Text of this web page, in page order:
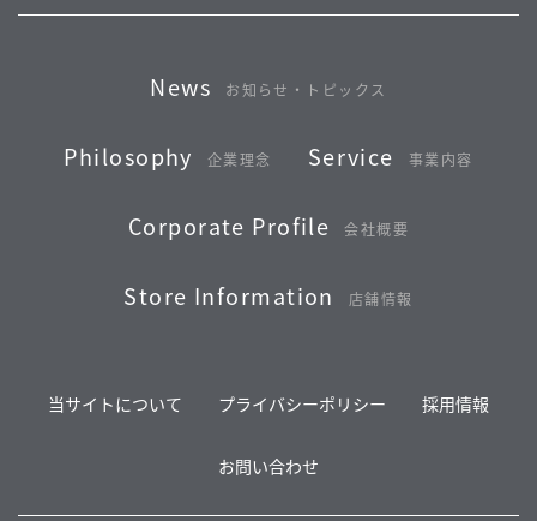
News お知らせ・トピックス
Philosophy 企業理念 Service 事業内容
Corporate Profile 会社概要
Store Information 店舗情報
当サイトについて プライバシーポリシー 採用情報
お問い合わせ